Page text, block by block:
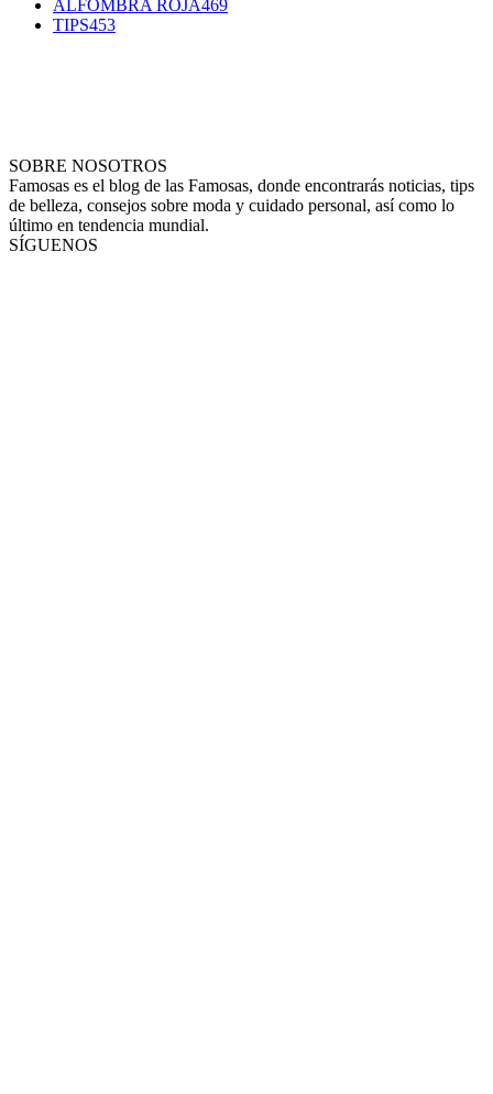
ALFOMBRA ROJA469
TIPS453
SOBRE NOSOTROS
Famosas es el blog de las Famosas, donde encontrarás noticias, tips
de belleza, consejos sobre moda y cuidado personal, así como lo
último en tendencia mundial.
SÍGUENOS